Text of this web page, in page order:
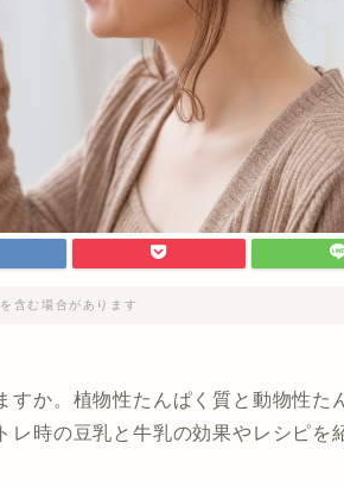
含む場合があります
か。植物性たんぱく質と動物性た
時の豆乳と牛乳の効果やレシピを